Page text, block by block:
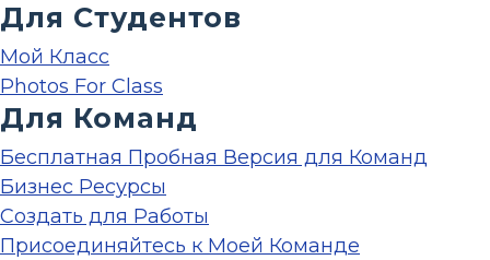
Для Студентов
Мой Класс
Photos For Class
Для Команд
Бесплатная Пробная Версия для Команд
Бизнес Ресурсы
Создать для Работы
Присоединяйтесь к Моей Команде